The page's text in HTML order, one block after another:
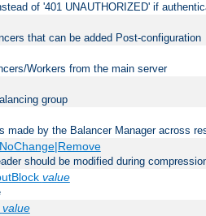
of '401 UNAUTHORIZED' if
that can be added Post-configuration
Workers from the main server
group
made by the Balancer Manager across
should be modified during
value
value